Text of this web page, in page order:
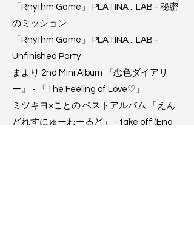
「Rhythm Game」 PLATINA :: LAB - 秘密
のミッション
「Rhythm Game」 PLATINA :: LAB -
Unfinished Party
まより 2nd Mini Album 『恋色ダイアリ
ー』 - 「The Feeling of Love♡」
ミツキヨ×ことの ベストアルバム 「えん
どれすにゅーわーるど」 - take off (Eno